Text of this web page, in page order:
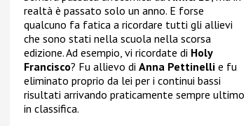
realtà è passato solo un anno. E forse
qualcuno fa fatica a ricordare tutti gli allievi
che sono stati nella scuola nella scorsa
edizione. Ad esempio, vi ricordate di Holy
Francisco? Fu allievo di Anna Pettinelli e fu
eliminato proprio da lei per i continui bassi
risultati arrivando praticamente sempre ultimo
in classifica.